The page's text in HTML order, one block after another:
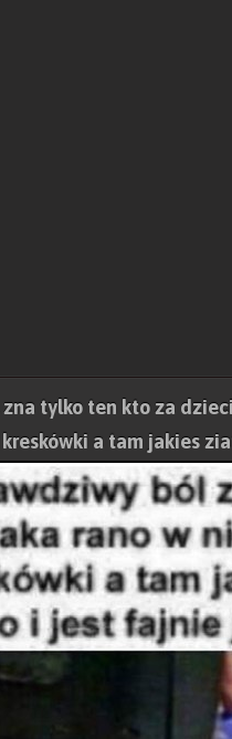
tylko ten kto za
a tam jakies